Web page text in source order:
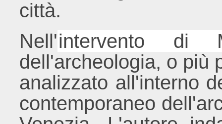
città.
Nell'intervento di
dell'archeologia, o più
analizzato all'interno
contemporaneo